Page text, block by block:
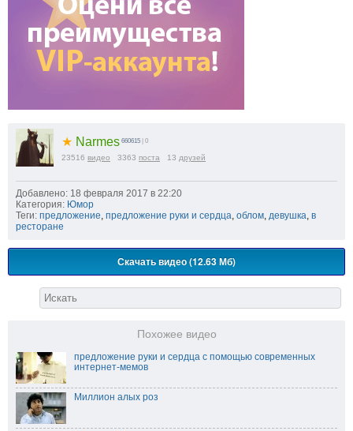
★ Narmes 660615 | 0
23516 видео 3363 поста 13 друзей
Добавлено: 18 февраля 2017 в 22:20
Категория: Юмор
Теги: предложение, предложение руки и сердца, облом, девушка, в
ресторане
Скачать видео (12.63 Мб)
Похожее видео
предложение руки и сердца с помощью современных
интернет-мемов
Миллион алых роз